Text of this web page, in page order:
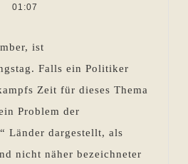
–
September
01:07
ist
Falls ein Politiker
Zeit für dieses Thema
Problem der
Länder dargestellt, als
nicht näher bezeichneter